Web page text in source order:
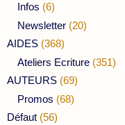
Infos (6)
Newsletter (20)
AIDES (368)
Ateliers Ecriture (351)
AUTEURS (69)
Promos (68)
Défaut (56)